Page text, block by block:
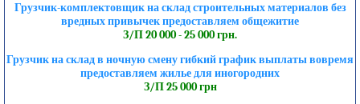
Грузчик-комплектовщик на склад строительных материалов без
вредных привычек предоставляем общежитие
З/П 20 000 - 25 000 грн.
Грузчик на склад в ночную смену гибкий график выплаты вовремя
предоставляем жилье для иногородних
З/П 25 000 грн